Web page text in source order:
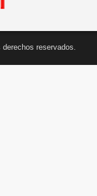
reservados.